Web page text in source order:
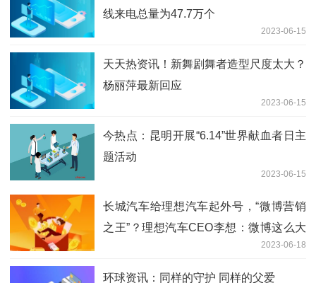
线来电总量为47.7万个
2023-06-15
天天热资讯！新舞剧舞者造型尺度太大？
杨丽萍最新回应
2023-06-15
今热点：昆明开展“6.14”世界献血者日主
题活动
2023-06-15
长城汽车给理想汽车起外号，“微博营销
之王”？理想汽车CEO李想：微博这么大
2023-06-18
环球资讯：同样的守护 同样的父爱